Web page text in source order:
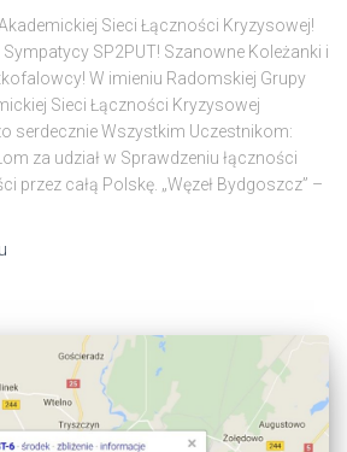
Sieci Łączności Kryzysowej!
SP2PUT! Szanowne Koleżanki i
W imieniu Radomskiej Grupy
Sieci Łączności Kryzysowej
serdecznie Wszystkim Uczestnikom:
za udział w Sprawdzeniu łączności
przez całą Polskę. „Węzeł Bydgoszcz” –